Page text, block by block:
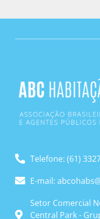
Telefone: (61)
E-mail:
Setor Comercial
Central Park -